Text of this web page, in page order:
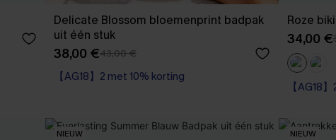
Delicate Blossom bloemenprint badpak
uit één stuk
38,00 €43,00 €
【AG18】2 met 10% korting
34,00 €
【AG18
NIEUW NIEUW